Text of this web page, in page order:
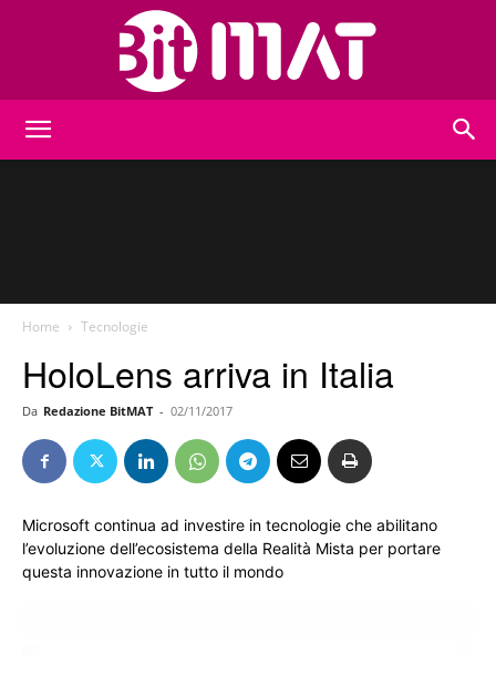
Home Tecnologie
HoloLens arriva in Italia
Da Redazione BitMAT - 02/11/2017
Microsoft continua ad investire in tecnologie che abilitano
l’evoluzione dell’ecosistema della Realità Mista per portare
questa innovazione in tutto il mondo